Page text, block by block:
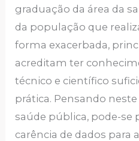
graduação da área da
da população que
forma exacerbada,
acreditam ter
técnico e científico
prática. Pensando
saúde pública, pode-se
carência de dados para